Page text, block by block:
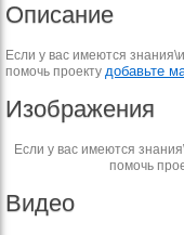
Описание
Если у вас имеются
помочь проекту добавьте
Изображения
Если у вас имеются
помочь
Видео